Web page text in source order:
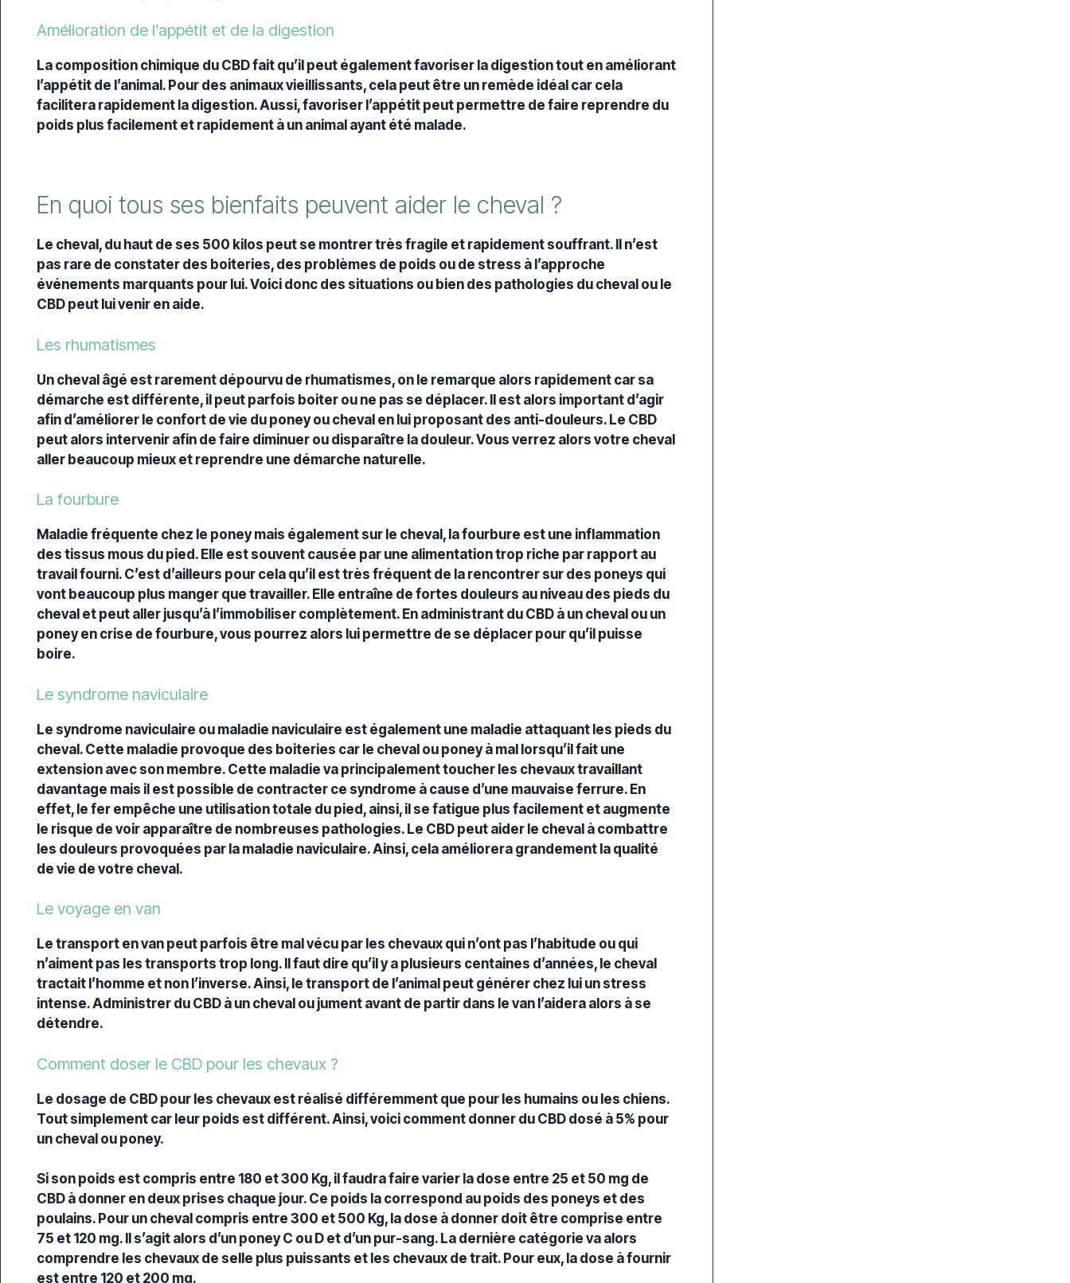
-
Amélioration de l’appétit et de la digestion
La composition chimique du CBD fait qu’il peut également favoriser la digestion tout en améliorant
l’appétit de l’animal. Pour des animaux vieillissants, cela peut être un remède idéal car cela
facilitera rapidement la digestion. Aussi, favoriser l’appétit peut permettre de faire reprendre du
poids plus facilement et rapidement à un animal ayant été malade.
En quoi tous ses bienfaits peuvent aider le cheval ?
Le cheval, du haut de ses 500 kilos peut se montrer très fragile et rapidement souffrant. Il n’est
pas rare de constater des boiteries, des problèmes de poids ou de stress à l’approche
événements marquants pour lui. Voici donc des situations ou bien des pathologies du cheval ou le
CBD peut lui venir en aide.
Les rhumatismes
Un cheval âgé est rarement dépourvu de rhumatismes, on le remarque alors rapidement car sa
démarche est différente, il peut parfois boiter ou ne pas se déplacer. Il est alors important d’agir
afin d’améliorer le confort de vie du poney ou cheval en lui proposant des anti-douleurs. Le CBD
peut alors intervenir afin de faire diminuer ou disparaître la douleur. Vous verrez alors votre cheval
aller beaucoup mieux et reprendre une démarche naturelle.
La fourbure
Maladie fréquente chez le poney mais également sur le cheval, la fourbure est une inflammation
des tissus mous du pied. Elle est souvent causée par une alimentation trop riche par rapport au
travail fourni. C’est d’ailleurs pour cela qu’il est très fréquent de la rencontrer sur des poneys qui
vont beaucoup plus manger que travailler. Elle entraîne de fortes douleurs au niveau des pieds du
cheval et peut aller jusqu’à l’immobiliser complètement. En administrant du CBD à un cheval ou un
poney en crise de fourbure, vous pourrez alors lui permettre de se déplacer pour qu’il puisse
boire.
Le syndrome naviculaire
Le syndrome naviculaire ou maladie naviculaire est également une maladie attaquant les pieds du
cheval. Cette maladie provoque des boiteries car le cheval ou poney à mal lorsqu’il fait une
extension avec son membre. Cette maladie va principalement toucher les chevaux travaillant
davantage mais il est possible de contracter ce syndrome à cause d’une mauvaise ferrure. En
effet, le fer empêche une utilisation totale du pied, ainsi, il se fatigue plus facilement et augmente
le risque de voir apparaître de nombreuses pathologies. Le CBD peut aider le cheval à combattre
les douleurs provoquées par la maladie naviculaire. Ainsi, cela améliorera grandement la qualité
de vie de votre cheval.
Le voyage en van
Le transport en van peut parfois être mal vécu par les chevaux qui n’ont pas l’habitude ou qui
n’aiment pas les transports trop long. Il faut dire qu’il y a plusieurs centaines d’années, le cheval
tractait l’homme et non l’inverse. Ainsi, le transport de l’animal peut générer chez lui un stress
intense. Administrer du CBD à un cheval ou jument avant de partir dans le van l’aidera alors à se
détendre.
Comment doser le CBD pour les chevaux ?
Le dosage de CBD pour les chevaux est réalisé différemment que pour les humains ou les chiens.
Tout simplement car leur poids est différent. Ainsi, voici comment donner du CBD dosé à 5% pour
un cheval ou poney.
Si son poids est compris entre 180 et 300 Kg, il faudra faire varier la dose entre 25 et 50 mg de
CBD à donner en deux prises chaque jour. Ce poids la correspond au poids des poneys et des
poulains. Pour un cheval compris entre 300 et 500 Kg, la dose à donner doit être comprise entre
75 et 120 mg. Il s’agit alors d’un poney C ou D et d’un pur-sang. La dernière catégorie va alors
comprendre les chevaux de selle plus puissants et les chevaux de trait. Pour eux, la dose à fournir
est entre 120 et 200 mg.